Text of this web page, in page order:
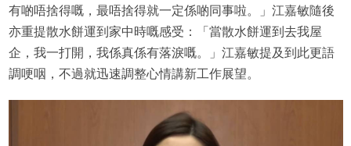
有啲唔捨得嘅，最唔捨得就一定係啲同事啦。」江嘉敏隨後
亦重提散水餅運到家中時嘅感受：「當散水餅運到去我屋
企，我一打開，我係真係有落淚嘅。」江嘉敏提及到此更語
調哽咽，不過就迅速調整心情講新工作展望。